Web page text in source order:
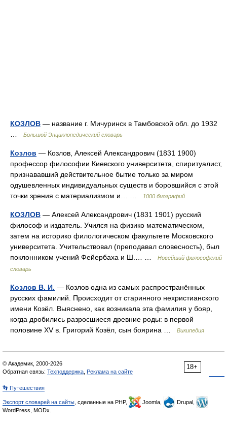
КОЗЛОВ — название г. Мичуринск в Тамбовской обл. до 1932
Большой Энциклопедический словарь
Козлов — Козлов, Алексей Александрович (1831 1900)
профессор философии Киевского университета, спиритуалист,
признававший действительное бытие только за миром
одушевленных индивидуальных существ и боровшийся с этой
точки зрения с материализмом и… …
1000 биографий
КОЗЛОВ — Алексей Александрович (1831 1901) русский
философ и издатель. Учился на физико математическом,
затем на историко филологическом факультете Московского
университета. Учительствовал (преподавал словесность), был
поклонником учений Фейербаха и Ш.… …
Новейший философский
словарь
Козлов В. И. — Козлов одна из самых распространённых
русских фамилий. Происходит от старинного нехристианского
имени Козёл. Выяснено, как возникала эта фамилия у бояр,
когда дробились разросшиеся древние роды: в первой
половине XV в. Григорий Козёл, сын боярина …
Википедия
18+
© Академик, 2000-2026
Обратная связь: Техподдержка Реклама на сайте
👣 Путешествия
Экспорт словарей на сайты , сделанные на PHP, Joomla,
Drupal,
WordPress, MODx.